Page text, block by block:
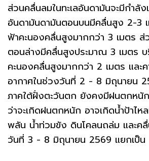
ส่วนคลื่นลมในทะเลอันดามันจะมีกำลัง
อันดามันดามันตอนบนมีคลื่นสูง 2-3
ฟ้าคะนองคลื่นสูงมากกว่า 3 เมตร ส่
ตอนล่างมีคลื่นสูงประมาณ 3 เมตร
คะนองคลื่นสูงมากกว่า 2 เมตร และ
อากาศในช่วงวันที่ 2 - 8 มิถุนายน
ภาคใต้ฝั่งตะวันตก ยังคงมีฝนตกหนั
ว่าจะเกิดฝนตกหนัก อาจเกิดน้ำป้าไ
พลัน น้ำท่วมขัง ดินโคลนถล่ม และค
วันที่ 3 - 8 มิถุนายน 2569 แยกเป็น